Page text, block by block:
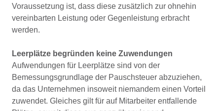
Voraussetzung ist, dass diese zusätzlich zur ohnehin
vereinbarten Leistung oder Gegenleistung erbracht
werden.
Leerplätze begründen keine Zuwendungen
Aufwendungen für Leerplätze sind von der
Bemessungsgrundlage der Pauschsteuer abzuziehen,
da das Unternehmen insoweit niemandem einen Vorteil
zuwendet. Gleiches gilt für auf Mitarbeiter entfallende